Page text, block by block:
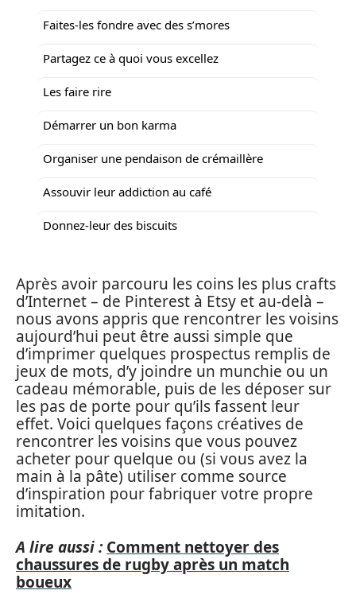
Faites-les fondre avec des s’mores
Partagez ce à quoi vous excellez
Les faire rire
Démarrer un bon karma
Organiser une pendaison de crémaillère
Assouvir leur addiction au café
Donnez-leur des biscuits
Après avoir parcouru les coins les plus crafts
d’Internet – de Pinterest à Etsy et au-delà –
nous avons appris que rencontrer les voisins
aujourd’hui peut être aussi simple que
d’imprimer quelques prospectus remplis de
jeux de mots, d’y joindre un munchie ou un
cadeau mémorable, puis de les déposer sur
les pas de porte pour qu’ils fassent leur
effet. Voici quelques façons créatives de
rencontrer les voisins que vous pouvez
acheter pour quelque ou (si vous avez la
main à la pâte) utiliser comme source
d’inspiration pour fabriquer votre propre
imitation.
A lire aussi : Comment nettoyer des
chaussures de rugby après un match
boueux